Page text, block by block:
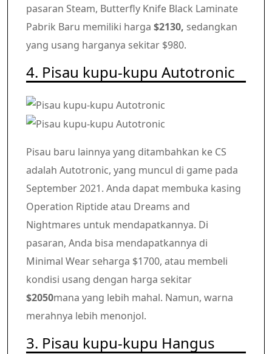
pasaran Steam, Butterfly Knife Black Laminate
Pabrik Baru memiliki harga $2130, sedangkan
yang usang harganya sekitar $980.
4. Pisau kupu-kupu Autotronic
Pisau baru lainnya yang ditambahkan ke CS
adalah Autotronic, yang muncul di game pada
September 2021. Anda dapat membuka kasing
Operation Riptide atau Dreams and
Nightmares untuk mendapatkannya. Di
pasaran, Anda bisa mendapatkannya di
Minimal Wear seharga $1700, atau membeli
kondisi usang dengan harga sekitar
$2050mana yang lebih mahal. Namun, warna
merahnya lebih menonjol.
3. Pisau kupu-kupu Hangus